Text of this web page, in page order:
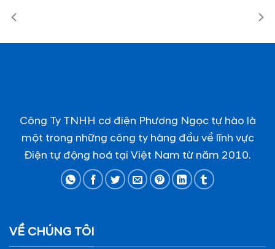
Công Ty TNHH cơ điện Phương Ngọc tự hào là
một trong những công ty hàng đầu về lĩnh vực
Điện tự động hoá tại Việt Nam từ năm 2010.
VỀ CHÚNG TÔI